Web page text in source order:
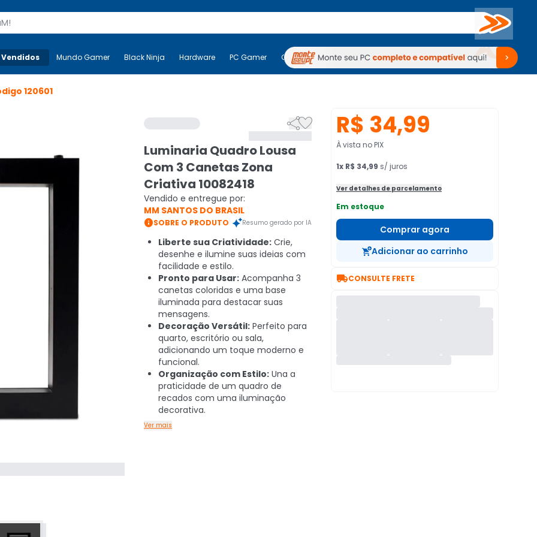
Buscar
Mais-v- Mundo Gamer Black Ninja Hardware PC Gamer Computadores Periféricos TV Venda no KaBuM!
Mundo Gamer Black Ninja Hardware PC Gamer Computadores Periféricos TV Venda no KaBuM!
120601

Luminaria Quadro Lousa
Com 3 Canetas Zona
Criativa 10082418
Vendido e entregue por:
MM SANTOS DO BRASIL
SOBRE O PRODUTO Resumo gerado por IA
Liberte sua Criatividade: Crie,
desenhe e ilumine suas ideias com
facilidade e estilo.
Pronto para Usar: Acompanha 3
canetas coloridas e uma base
iluminada para destacar suas
mensagens.
Decoração Versátil: Perfeito para
quarto, escritório ou sala,
adicionando um toque moderno e
funcional.
Organização com Estilo: Una a
praticidade de um quadro de
recados com uma iluminação
decorativa.
Ver mais
R$ 34,99
À vista no PIX
1x R$ 34,99 s/ juros
Ver detalhes de parcelamento
Em estoque
Comprar agora
Adicionar ao carrinho
CONSULTE FRETE